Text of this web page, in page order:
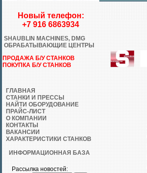
Новый телефон:
+7 916 6863934
SHAUBLIN MACHINES, DMG
ОБРАБАТЫВАЮЩИЕ ЦЕНТРЫ
ПРОДАЖА Б/У СТАНКОВ
ПОКУПКА Б/У СТАНКОВ
ГЛАВНАЯ
СТАНКИ И ПРЕССЫ
НАЙТИ ОБОРУДОВАНИЕ
ПРАЙС-ЛИСТ
О КОМПАНИИ
КОНТАКТЫ
ВАКАНСИИ
ХАРАКТЕРИСТИКИ СТАНКОВ
ИНФОРМАЦИОННАЯ БАЗА
Рассылка новостей: